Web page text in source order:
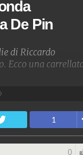
De Pin
di Riccardo
Ecco una
1
0